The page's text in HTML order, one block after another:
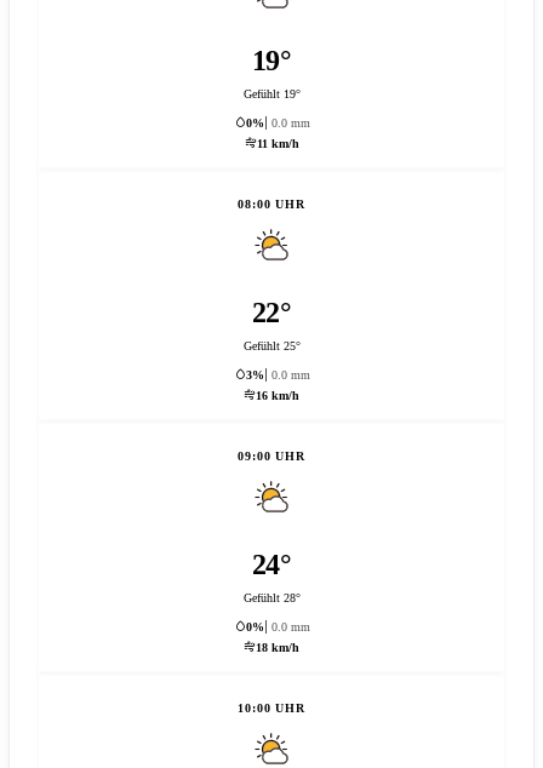
19°
Gefühlt 19°
0%
0.0 mm
11 km/h
08:00 UHR
22°
Gefühlt 25°
3%
0.0 mm
16 km/h
09:00 UHR
24°
Gefühlt 28°
0%
0.0 mm
18 km/h
10:00 UHR